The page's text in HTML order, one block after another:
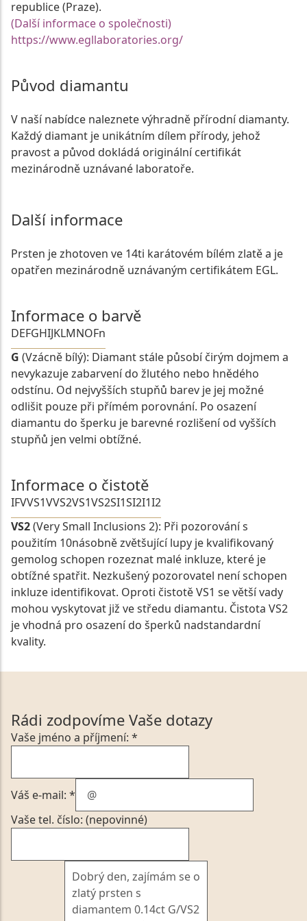
republice (Praze).
(Další informace o společnosti)
https://www.egllaboratories.org/
Původ diamantu
V naší nabídce naleznete výhradně přírodní diamanty.
Každý diamant je unikátním dílem přírody, jehož
pravost a původ dokládá originální certifikát
mezinárodně uznávané laboratoře.
Další informace
Prsten je zhotoven ve 14ti karátovém bílém zlatě a je
opatřen mezinárodně uznávaným certifikátem EGL.
Informace o barvě
DEFGHIJKLMNOFn
G (Vzácně bílý): Diamant stále působí čirým dojmem a
nevykazuje zabarvení do žlutého nebo hnědého
odstínu. Od nejvyšších stupňů barev je jej možné
odlišit pouze při přímém porovnání. Po osazení
diamantu do šperku je barevné rozlišení od vyšších
stupňů jen velmi obtížné.
Informace o čistotě
IFVVS1VVS2VS1VS2SI1SI2I1I2
VS2(Very Small Inclusions 2): Při pozorování s
použitím 10násobně zvětšující lupy je kvalifikovaný
gemolog schopen rozeznat malé inkluze, které je
obtížné spatřit. Nezkušený pozorovatel není schopen
inkluze identifikovat. Oproti čistotě VS1 se větší vady
mohou vyskytovat již ve středu diamantu. Čistota VS2
je vhodná pro osazení do šperků nadstandardní
kvality.
Rádi zodpovíme Vaše dotazy
Vaše jméno a příjmení: *
Váš e-mail: *
Vaše tel. číslo: (nepovinné)